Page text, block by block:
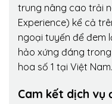
trung nâng cao trải
Experience) kể cả
ngoại tuyến để đem
hảo xứng đáng
hoa số 1 tại Việt Nam.
Cam kết dịch vụ